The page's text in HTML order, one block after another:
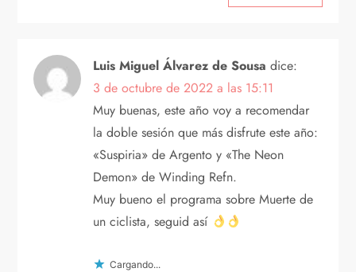
Luis Miguel Álvarez de Sousa dice:
3 de octubre de 2022 a las 15:11
Muy buenas, este año voy a recomendar
la doble sesión que más disfrute este año:
«Suspiria» de Argento y «The Neon
Demon» de Winding Refn.
Muy bueno el programa sobre Muerte de
un ciclista, seguid así
Cargando...